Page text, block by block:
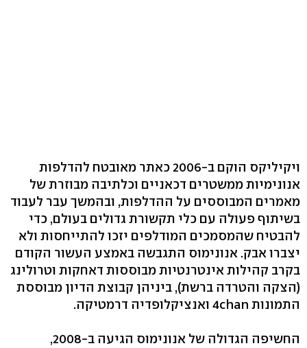
ויקיליקס הוקם ב-2006 כאתר מאובטח להדלפות
אנונימיות ממשטרים דכאניים וכלתיבה מבוזרת של
מאמרים המבוססים על ההדלפות, ובהמשך עבר לעבוד
בשיתוף פעולה עם כלי תקשורת גדולים בעולם, כדי
להבטיח שהמסמכים המודלפים יזכו להתייחסות ולא
יצברו אבק. אנונימוס התגבשה באמצע העשור הקודם
בקרב קהילות אינטרנטיות מבוססות דאחקות וטרולינג
(הצקה והטרדה ברשת), ביניהן קבוצת הדיון מבוססת
התמונות 4chan ואנציקלופדיה דרמטיקה.
החשיפה הגדולה של אנונימוס הגיעה ב-2008,